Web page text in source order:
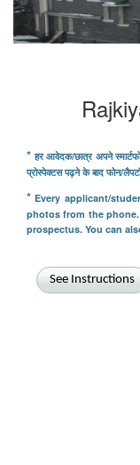
* हर आवेदक/छात्र अपने
प्रोस्पेक्टस पढ़ने के बाद फोन/
* Every applicant/
photos from the
prospectus. You can
See Instructions